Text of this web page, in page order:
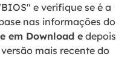
e verifique se é a
nas informações do
em Download edepois
mais recente do